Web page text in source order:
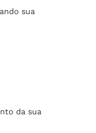
sua
da sua